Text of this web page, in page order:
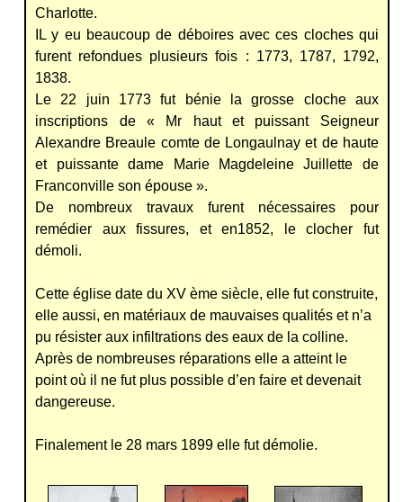
Charlotte.
IL y eu beaucoup de déboires avec ces cloches qui
furent refondues plusieurs fois : 1773, 1787, 1792,
1838.
Le 22 juin 1773 fut bénie la grosse cloche aux
inscriptions de « Mr haut et puissant Seigneur
Alexandre Breaule comte de Longaulnay et de haute
et puissante dame Marie Magdeleine Juillette de
Franconville son épouse ».
De nombreux travaux furent nécessaires pour
remédier aux fissures, et en1852, le clocher fut
démoli.
Cette église date du XV ème siècle, elle fut construite,
elle aussi, en matériaux de mauvaises qualités et n’a
pu résister aux infiltrations des eaux de la colline.
Après de nombreuses réparations elle a atteint le
point où il ne fut plus possible d’en faire et devenait
dangereuse.
Finalement le 28 mars 1899 elle fut démolie.